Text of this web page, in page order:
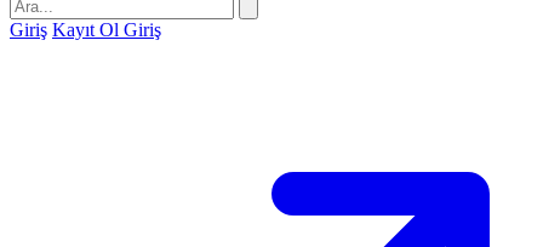
Giriş Kayıt Ol Giriş